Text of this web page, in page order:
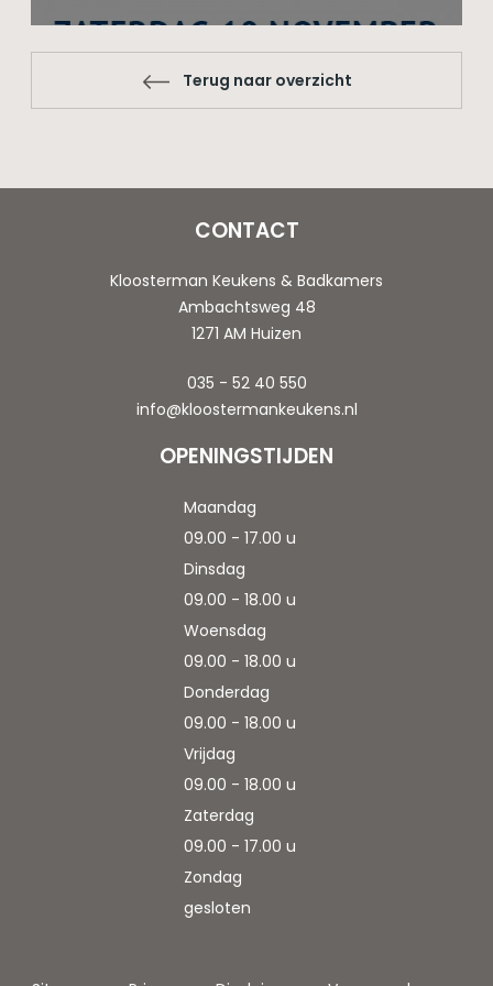
Terug naar overzicht
CONTACT
Kloosterman Keukens & Badkamers
Ambachtsweg 48
1271 AM Huizen
035 - 52 40 550
info@kloostermankeukens.nl
OPENINGSTIJDEN
Maandag
09.00 - 17.00 u
Dinsdag
09.00 - 18.00 u
Woensdag
09.00 - 18.00 u
Donderdag
09.00 - 18.00 u
Vrijdag
09.00 - 18.00 u
Zaterdag
09.00 - 17.00 u
Zondag
gesloten